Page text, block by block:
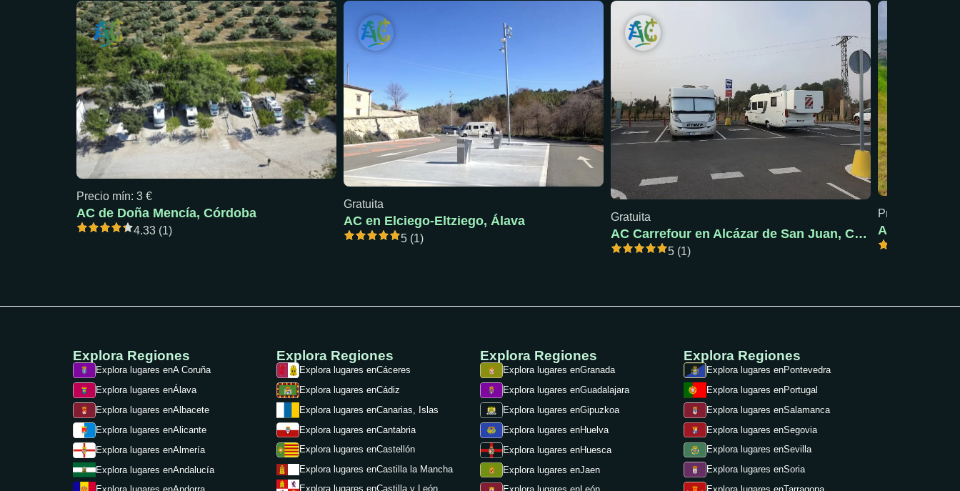
Precio mín: 3 €
AC de Doña Mencía, Córdoba
4.33 (1)
Gratuita
AC en Elciego-Eltziego, Álava
5 (1)
Gratuita
AC Carrefour en Alcázar de San Juan, Ciudad Real
5 (1)
Precio mín: 18 €
AC Pola de
Explora Regiones
Explora lugares enA Coruña
Explora lugares enÁlava
Explora lugares enAlbacete
Explora lugares enAlicante
Explora lugares enAlmería
Explora lugares enAndalucía
Explora Regiones
Explora lugares enCáceres
Explora lugares enCádiz
Explora lugares enCanarias, Islas
Explora lugares enCantabria
Explora lugares enCastellón
Explora lugares enCastilla la Mancha
Explora lugares enCastilla y León
Explora Regiones
Explora lugares enGranada
Explora lugares enGuadalajara
Explora lugares enGipuzkoa
Explora lugares enHuelva
Explora lugares enHuesca
Explora lugares enJaen
Explora Regiones
Explora lugares enPontevedra
Explora lugares enPortugal
Explora lugares enSalamanca
Explora lugares enSegovia
Explora lugares enSevilla
Explora lugares enSoria